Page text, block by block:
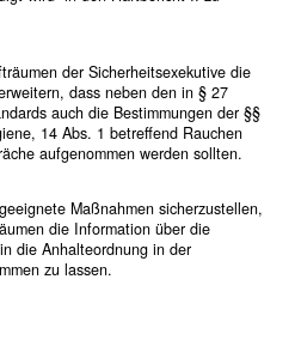
der Sicherheitsexekutive die
dass neben den in § 27
auch die Bestimmungen der §§
14 Abs. 1 betreffend Rauchen
aufgenommen werden sollten.
Maßnahmen sicherzustellen,
die Information über die
die Anhalteordnung in der
zu lassen.